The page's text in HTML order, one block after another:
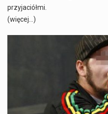
przyjaciółmi.
(więcej…)